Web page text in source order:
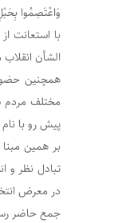
وَاعْتَصِمُوا
با استعانت
الشأن
همچنین
مختلف مردم
پیش رو با
بر همین
تبادل نظر و
در معرض
جمع حاضر